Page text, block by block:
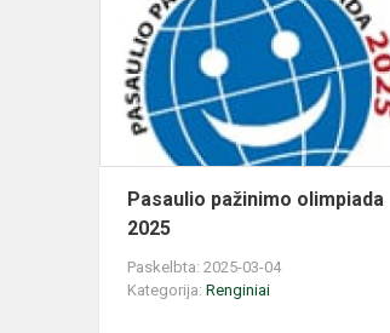
Pasaulio pažinimo olimpiada
2025
Paskelbta: 2025-03-04
Kategorija: Renginiai